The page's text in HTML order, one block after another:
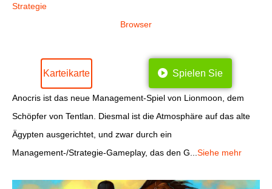
Strategie
Browser
Karteikarte Spielen Sie
Anocris ist das neue Management-Spiel von Lionmoon, dem
Schöpfer von Tentlan. Diesmal ist die Atmosphäre auf das alte
Ägypten ausgerichtet, und zwar durch ein
Management-/Strategie-Gameplay, das den G... Siehe mehr